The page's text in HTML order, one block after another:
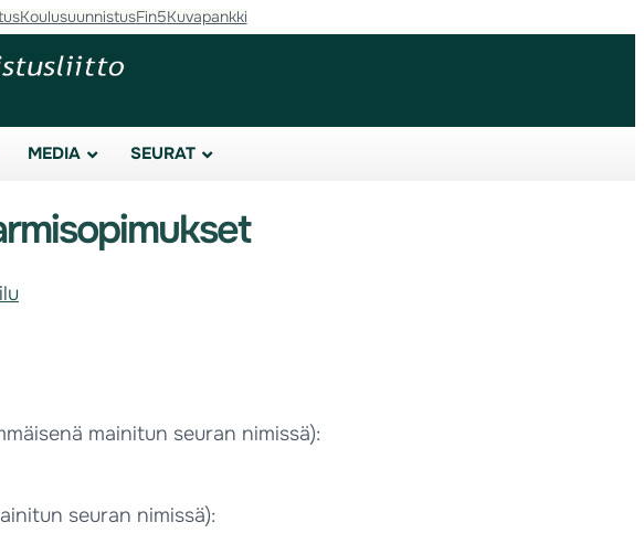
KoulusuunnistusFin5Kuvapankki
MEDIA SEURAT
mainitun seuran nimissä):
seuran nimissä):